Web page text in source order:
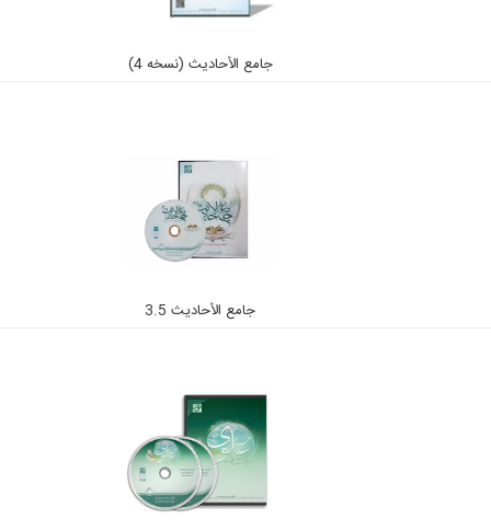
جامع الأحادیث (نسخه 4)
جامع الأحاديث 3.5